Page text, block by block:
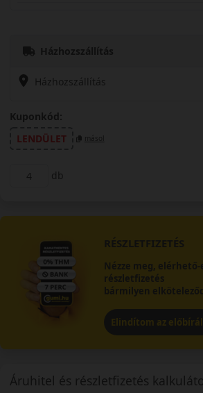
Házhozszállítás
Házhozszállítás
Kuponkód:
LENDÜLET
másol
db
RÉSZLETFIZETÉS
Nézze meg, elérhető-
részletfizetés
bármilyen
Elindítom az
Áruhitel és részletfizetés